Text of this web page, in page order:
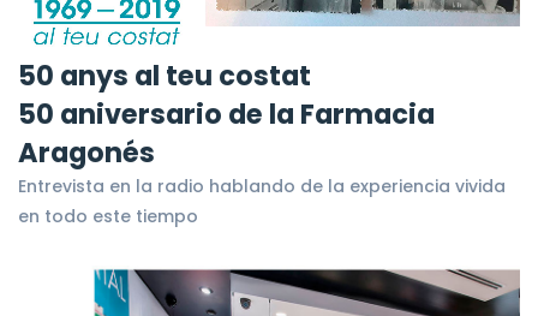
50 anys al teu costat
50 aniversario de la Farmacia
Aragonés
Entrevista en la radio hablando de la experiencia vivida
en todo este tiempo